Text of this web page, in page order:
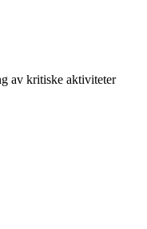
av kritiske aktiviteter